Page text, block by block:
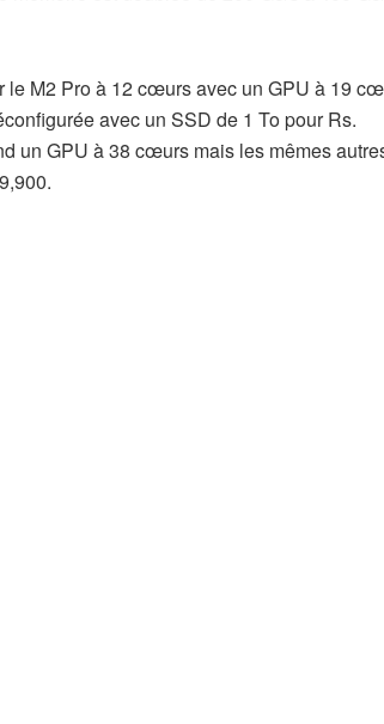
le M2 Pro à 12 cœurs avec un GPU à 19
avec un SSD de 1 To pour Rs.
un GPU à 38 cœurs mais les mêmes